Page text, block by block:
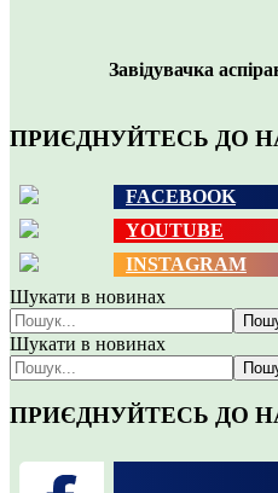
Завідувачка
ПРИЄДНУЙТЕСЬ ДО
FACEBOOK
YOUTUBE
INSTAGRAM
Шукати в новинах
Шукати в новинах
ПРИЄДНУЙТЕСЬ ДО